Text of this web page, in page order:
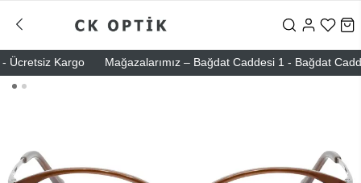
Kargo Mağazalarımız – Bağdat Caddesi 1 - Bağdat